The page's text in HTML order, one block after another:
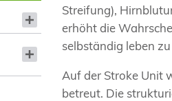
Streifung),
erhöht die
selbständig leben
Auf der Stroke Unit
betreut. Die